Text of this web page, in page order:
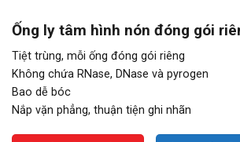
Ống ly tâm hình nón đóng gói
Tiệt trùng, mỗi ống đóng gói riêng
Không chứa RNase, DNase và pyrogen
Bao dễ bóc
Nắp vặn phẳng, thuận tiện ghi nhãn